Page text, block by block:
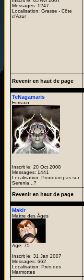
Messages: 1247
Localisation: Grasse - Côte
d'Azur
Revenir en haut de page
TeNagamaris
Ecrivain
Inscrit le: 20 Oct 2008
Messages: 1441
Localisation: Pourquoi pas sur
Serenia...?
Revenir en haut de page
Makir
Maître des Âges
Age: 75
Inscrit le: 31 Jan 2007
Messages: 662
Localisation: Pres des
Marmottes